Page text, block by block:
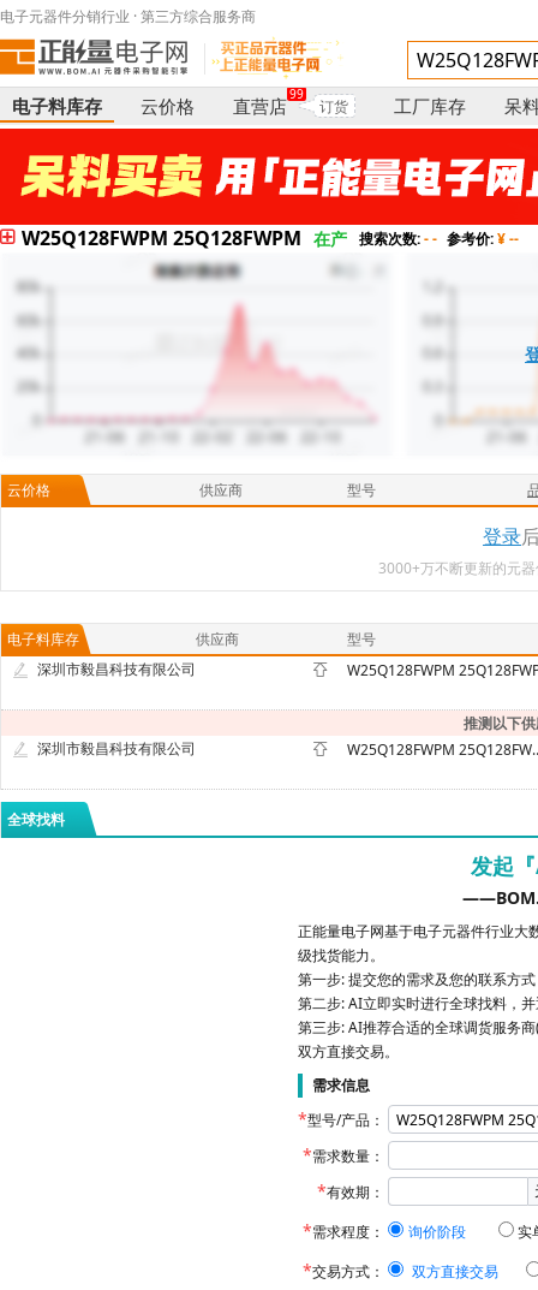
电子元器件分销行业 · 第三方综合服务商
电子料库存 云价格 直营店
99
订货 工厂库存 呆
W25Q128FWPM 25Q128FWPM 在产 搜索次数:- - 参考价:¥ --
云价格 供应商 型号
登录
3000+万不断更新的元
电子料库存 供应商
型号
深圳市毅昌科技有限公司
W25Q128FWPM
推测以下
深圳市毅昌科技有限公司
全球找料
发起
正能量电子网基于电子元器件行业大
级找货能力。
第一步: 提交您的需求及您的联系方
第二步: AI立即实时进行全球找料，
第三步: AI推荐合适的全球调货服务
双方直接交易。
需求信息
型号/产品：
需求数量：
有效期：
需求程度：
询价阶段
实
交易方式：
双方直接交易